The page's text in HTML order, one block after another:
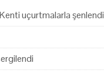
uçurtmalarla şenlendi